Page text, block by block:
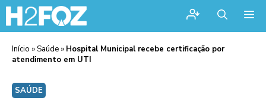
Início »Saúde » Hospital Municipal recebe certificação por
atendimento em UTI
SAÚDE